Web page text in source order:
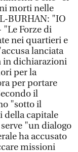
morti nelle
BURHAN: "IO
"Le Forze di
nei quartieri e
lanciata
in dichiarazioni
per la
per portare
il
"sotto il
della capitale
"un dialogo
ha accusato
missioni